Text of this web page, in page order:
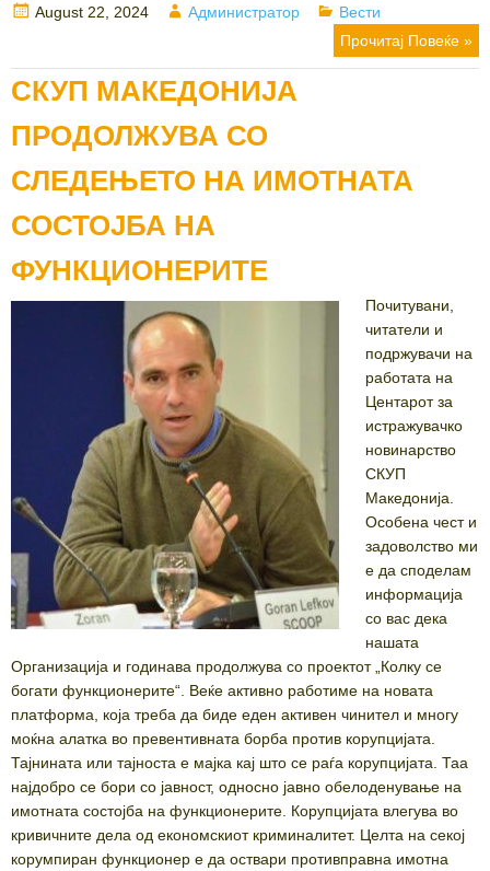
Posted
August 22, 2024 Author
Администратор Categories
Вести
Прочитај Повеќе »
СКУП МАКЕДОНИЈА
ПРОДОЛЖУВА СО
СЛЕДЕЊЕТО НА ИМОТНАТА
СОСТОЈБА НА
ФУНКЦИОНЕРИТЕ
Почитувани,
читатели и
подржувачи на
работата на
Центарот за
истражувачко
новинарство
СКУП
Македонија.
Особена чест и
задоволство ми
е да споделам
информација
со вас дека
нашата
Организација и годинава продолжува со проектот „Колку се
богати функционерите“. Веќе активно работиме на новата
платформа, која треба да биде еден активен чинител и многу
моќна алатка во превентивната борба против корупцијата.
Тајнината или тајноста е мајка кај што се раѓа корупцијата. Таа
најдобро се бори со јавност, односно јавно обелоденување на
имотната состојба на функционерите. Корупцијата влегува во
кривичните дела од економскиот криминалитет. Целта на секој
корумпиран функционер е да оствари противправна имотна